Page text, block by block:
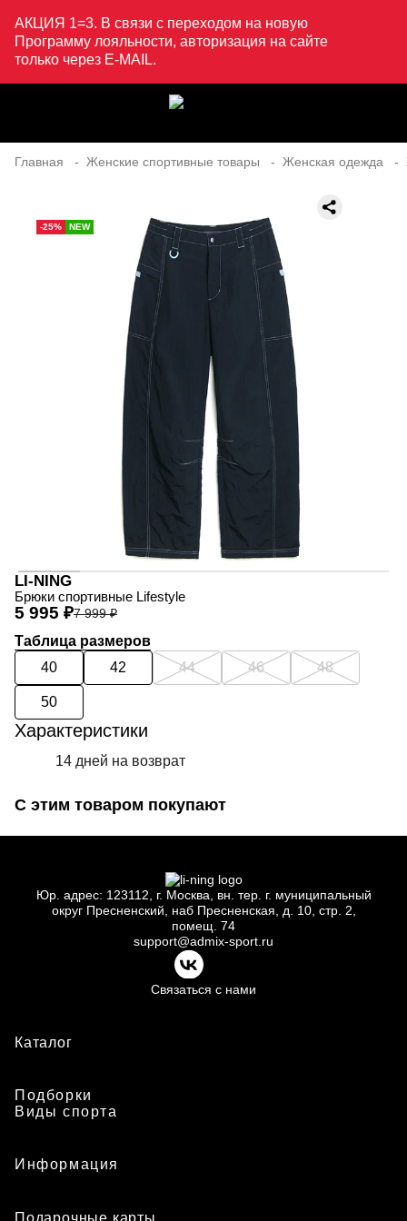
АКЦИЯ 1=3. В связи с переходом на новую
Программу лояльности, авторизация на сайте
только через E-MAIL.
Главная Женские спортивные товары Женская одежда
-25% NEW
LI-NING
Брюки спортивные Lifestyle
7 999 ₽
5 995 ₽
Таблица размеров
40
42 44 46 48
50
Характеристики
14 дней на возврат
С этим товаром покупают
Юр. адрес: 123112, г. Москва, вн. тер. г. муниципальный
округ Пресненский, наб Пресненская, д. 10, стр. 2,
помещ. 74
support@admix-sport.ru
Связаться с нами
Каталог
Подборки
Виды спорта
Информация